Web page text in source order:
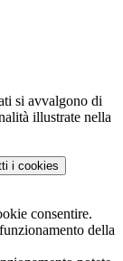
si avvalgono di
illustrate nella
i cookies
consentire.
della